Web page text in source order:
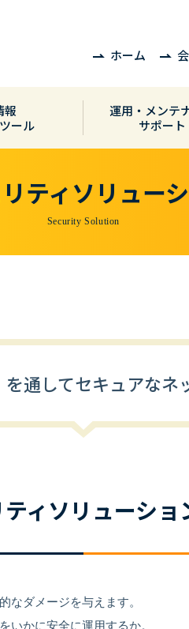
ホーム
報
ール
運用・メンテ
サポート
ティソリュー
Security Solution
を通してセキュアな
ィソリューショ
なダメージを与えます。
いかに安全に運用するか。